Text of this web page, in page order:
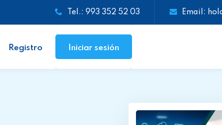
Tel.: 993 352 52 03 Email:
Registro Iniciar sesión